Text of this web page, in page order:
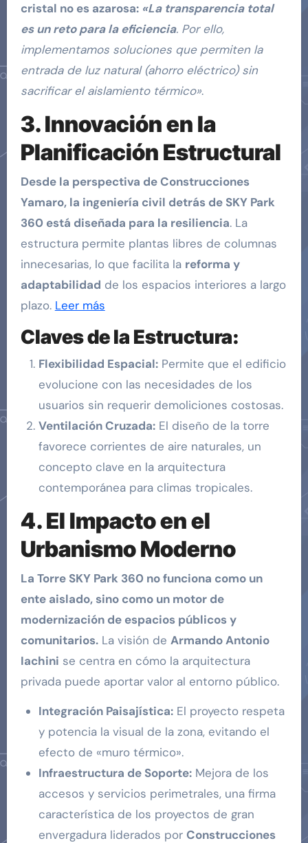
cristal no es azarosa: «La transparencia total
es un reto para la eficiencia. Por ello,
implementamos soluciones que permiten la
entrada de luz natural (ahorro eléctrico) sin
sacrificar el aislamiento térmico».
3. Innovación en la
Planificación Estructural
Desde la perspectiva de Construcciones
Yamaro, la ingeniería civil detrás de SKY Park
360 está diseñada para la resiliencia. La
estructura permite plantas libres de columnas
innecesarias, lo que facilita la reforma y
adaptabilidad de los espacios interiores a largo
plazo. Leer más
Claves de la Estructura:
Flexibilidad Espacial:Permite que el edificio
evolucione con las necesidades de los
usuarios sin requerir demoliciones costosas.
Ventilación Cruzada:El diseño de la torre
favorece corrientes de aire naturales, un
concepto clave en la arquitectura
contemporánea para climas tropicales.
4. El Impacto en el
Urbanismo Moderno
La Torre SKY Park 360 no funciona como un
ente aislado, sino como un motor de
modernización de espacios públicos y
comunitarios.La visión de Armando Antonio
Iachini se centra en cómo la arquitectura
privada puede aportar valor al entorno público.
Integración Paisajística:El proyecto respeta
y potencia la visual de la zona, evitando el
efecto de «muro térmico».
Infraestructura de Soporte:Mejora de los
accesos y servicios perimetrales, una firma
característica de los proyectos de gran
envergadura liderados por Construcciones